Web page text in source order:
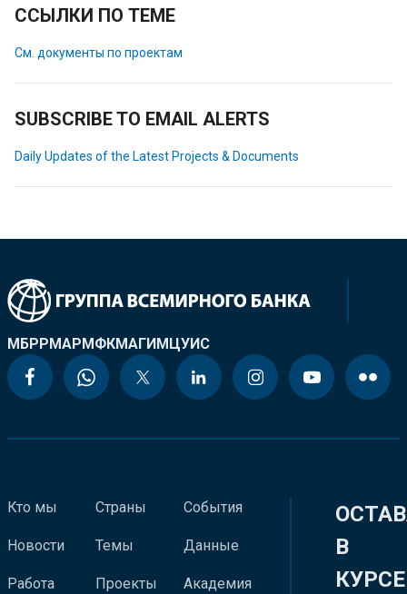
ССЫЛКИ ПО ТЕМЕ
См. документы по проектам
SUBSCRIBE TO EMAIL ALERTS
Daily Updates of the Latest Projects & Documents
МБРРМАРМФКМАГИМЦУИС
Кто мы
Новости
Работа
Страны
Темы
Проекты
События
Данные
Академия
В
КУРСЕ